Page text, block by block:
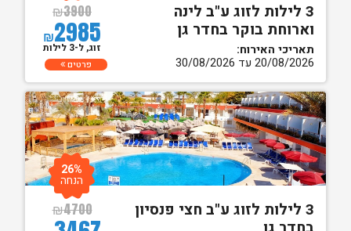
3 לילות לזוג ע"ב לינה
וארוחת בוקר בחדר גן
תאריכי האירוח:
20/08/2026 עד 30/08/2026
₪3900
₪2985
זוג, ל-3 לילות
פרטים
3 לילות לזוג ע"ב חצי פנסיון
₪4700
26%
הנחה